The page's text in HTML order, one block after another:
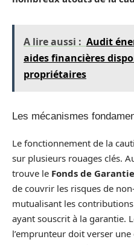
A lire aussi : Audit
aides financières
propriétaires
Les mécanismes
Le fonctionnement de la
sur plusieurs rouages clés.
trouve le Fonds de
de couvrir les risques de
mutualisant les
ayant souscrit à la garantie.
l’emprunteur doit verser